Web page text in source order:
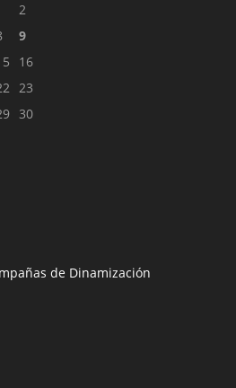
2
9
16
23
30
de Dinamización